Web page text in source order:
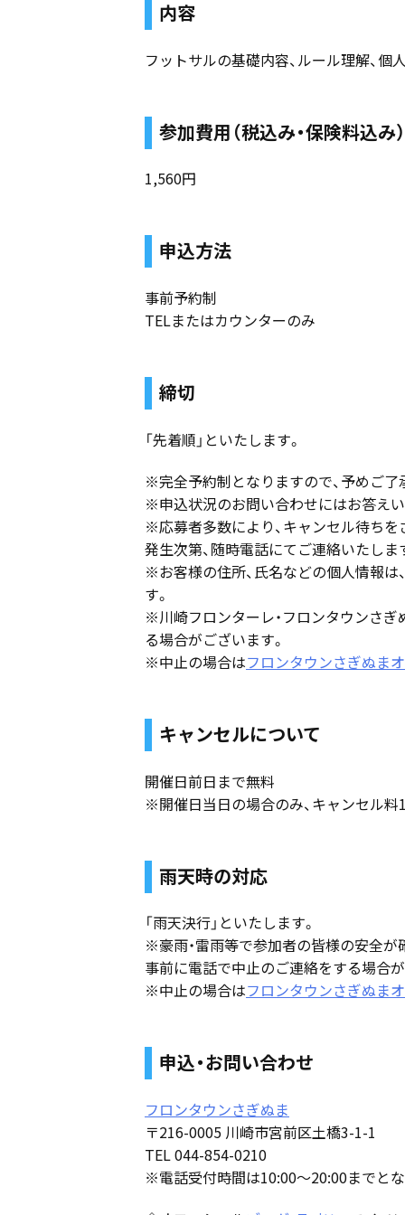
内容
フットサルの基礎内容、ルール理解、個
参加費用（税込み・保険料込み）
1,560円
申込方法
事前予約制
TELまたはカウンターのみ
締切
「先着順」といたします。
※完全予約制となりますので、予めご了
※申込状況のお問い合わせにはお答え
※応募者多数により、キャンセル待ちを
発生次第、随時電話にてご連絡いたしま
※お客様の住所、氏名などの個人情報は
す。
※川崎フロンターレ・フロンタウンさぎ
る場合がございます。
※中止の場合はフロンタウンさぎぬま
キャンセルについて
開催日前日まで無料
※開催日当日の場合のみ、キャンセル料
雨天時の対応
「雨天決行」といたします。
※豪雨・雷雨等で参加者の皆様の安全が
事前に電話で中止のご連絡をする場合
※中止の場合はフロンタウンさぎぬま
申込・お問い合わせ
フロンタウンさぎぬま
〒216-0005 川崎市宮前区土橋3-1-1
TEL 044-854-0210
※電話受付時間は10:00～20:00までと